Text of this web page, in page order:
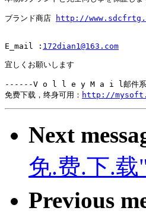
ブランド商店
E_mail : 172dian1@163.com
宜しくお願いします
------V o l l e y M a i l邮件
免费下载，终身可用： http://
Next
免.费.下.载
Previous